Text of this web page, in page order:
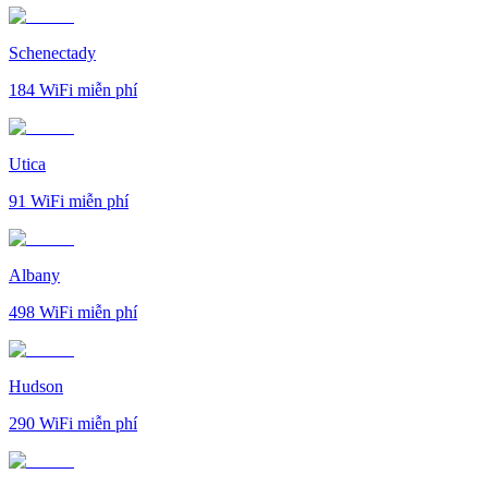
Schenectady
184 WiFi miễn phí
Utica
91 WiFi miễn phí
Albany
498 WiFi miễn phí
Hudson
290 WiFi miễn phí